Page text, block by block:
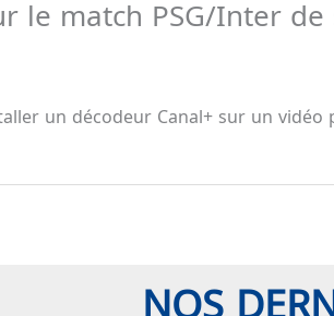
le match PSG/Inter de
un décodeur Canal+ sur un
NOS